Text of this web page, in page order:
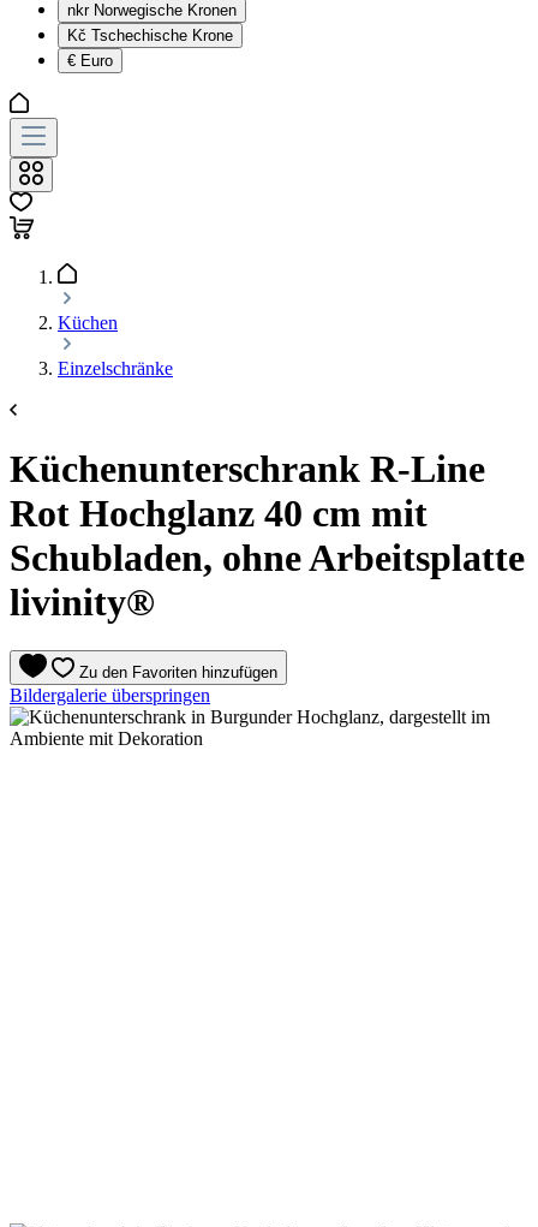
nkr Norwegische Kronen
Kč Tschechische Krone
€ Euro
Küchen
Einzelschränke
Küchenunterschrank R-Line
Rot Hochglanz 40 cm mit
Schubladen, ohne Arbeitsplatte
livinity®
Zu den Favoriten hinzufügen
Bildergalerie überspringen